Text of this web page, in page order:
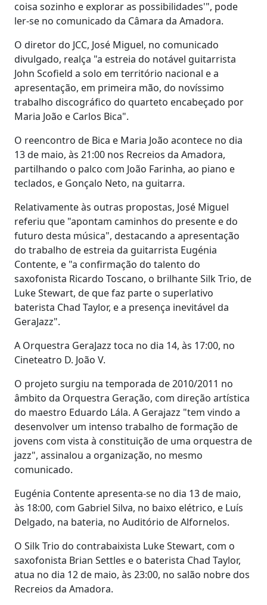
coisa sozinho e explorar as possibilidades'", pode
ler-se no comunicado da Câmara da Amadora.
O diretor do JCC, José Miguel, no comunicado
divulgado, realça "a estreia do notável guitarrista
John Scofield a solo em território nacional e a
apresentação, em primeira mão, do novíssimo
trabalho discográfico do quarteto encabeçado por
Maria João e Carlos Bica".
O reencontro de Bica e Maria João acontece no dia
13 de maio, às 21:00 nos Recreios da Amadora,
partilhando o palco com João Farinha, ao piano e
teclados, e Gonçalo Neto, na guitarra.
Relativamente às outras propostas, José Miguel
referiu que "apontam caminhos do presente e do
futuro desta música", destacando a apresentação
do trabalho de estreia da guitarrista Eugénia
Contente, e "a confirmação do talento do
saxofonista Ricardo Toscano, o brilhante Silk Trio, de
Luke Stewart, de que faz parte o superlativo
baterista Chad Taylor, e a presença inevitável da
GeraJazz".
A Orquestra GeraJazz toca no dia 14, às 17:00, no
Cineteatro D. João V.
O projeto surgiu na temporada de 2010/2011 no
âmbito da Orquestra Geração, com direção artística
do maestro Eduardo Lála. A Gerajazz "tem vindo a
desenvolver um intenso trabalho de formação de
jovens com vista à constituição de uma orquestra de
jazz", assinalou a organização, no mesmo
comunicado.
Eugénia Contente apresenta-se no dia 13 de maio,
às 18:00, com Gabriel Silva, no baixo elétrico, e Luís
Delgado, na bateria, no Auditório de Alfornelos.
O Silk Trio do contrabaixista Luke Stewart, com o
saxofonista Brian Settles e o baterista Chad Taylor,
atua no dia 12 de maio, às 23:00, no salão nobre dos
Recreios da Amadora.